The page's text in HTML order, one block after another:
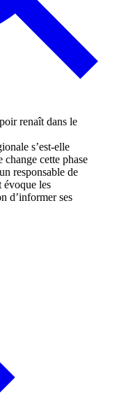
s’est-elle
change cette phase
responsable de
évoque les
d’informer ses